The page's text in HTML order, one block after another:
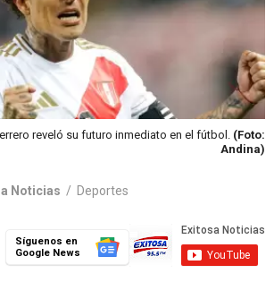
reveló su futuro inmediato en el fútbol. (Foto:
Andina)
Noticias / Deportes
Síguenos en
Google News